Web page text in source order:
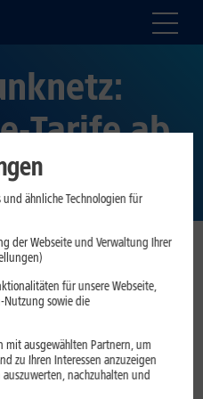
Tarife ab
Tochtergesellschaft der 1&1
eine weitreichende
geschlossen. Damit
auch dort 5G nutzen
des neuen 1&1 Netzes
und ähnliche Technologien für
der Webseite und Verwaltung Ihrer
für unsere Webseite,
Nutzung sowie die
mit ausgewählten Partnern, um
zu Ihren Interessen anzuzeigen
nachzuhalten und